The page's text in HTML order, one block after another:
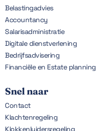
Belastingadvies
Accountancy
Salarisadministratie
Digitale dienstverlening
Bedrijfsadvisering
Financiële en Estate planning
Snel naar
Contact
Klachtenregeling
Klokkenluidersregeling